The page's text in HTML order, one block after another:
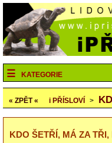
KATEGORIE
« ZPĚT « i PŘÍSLOVÍ >
KDO ŠETŘÍ, MÁ ZA TŘI,